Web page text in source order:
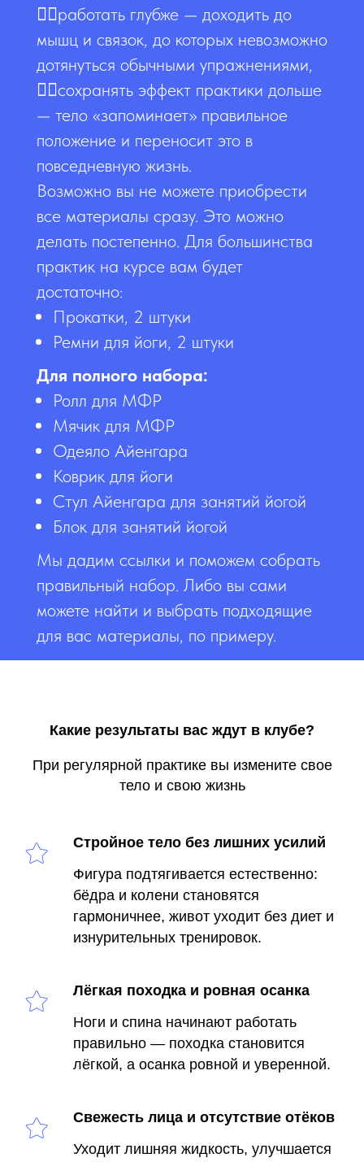
👉🏻работать глубже — доходить до
мышц и связок, до которых невозможно
дотянуться обычными упражнениями,
👉🏻сохранять эффект практики дольше
— тело «запоминает» правильное
положение и переносит это в
повседневную жизнь.
Возможно вы не можете приобрести
все материалы сразу. Это можно
делать постепенно. Для большинства
практик на курсе вам будет
достаточно:
Прокатки, 2 штуки
Ремни для йоги, 2 штуки
Для полного набора:
Ролл для МФР
Мячик для МФР
Одеяло Айенгара
Коврик для йоги
Стул Айенгара для занятий йогой
Блок для занятий йогой
Мы дадим ссылки и поможем собрать
правильный набор. Либо вы сами
можете найти и выбрать подходящие
для вас материалы, по примеру.
Какие результаты вас ждут в клубе?
При регулярной практике вы измените свое
тело и свою жизнь
Стройное тело без лишних усилий
Фигура подтягивается естественно:
бёдра и колени становятся
гармоничнее, живот уходит без диет и
изнурительных тренировок.
Лёгкая походка и ровная осанка
Ноги и спина начинают работать
правильно — походка становится
лёгкой, а осанка ровной и уверенной.
Свежесть лица и отсутствие отёков
Уходит лишняя жидкость, улучшается